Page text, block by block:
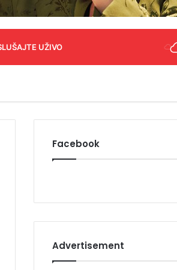
UŽIVO
Facebook
Advertisement